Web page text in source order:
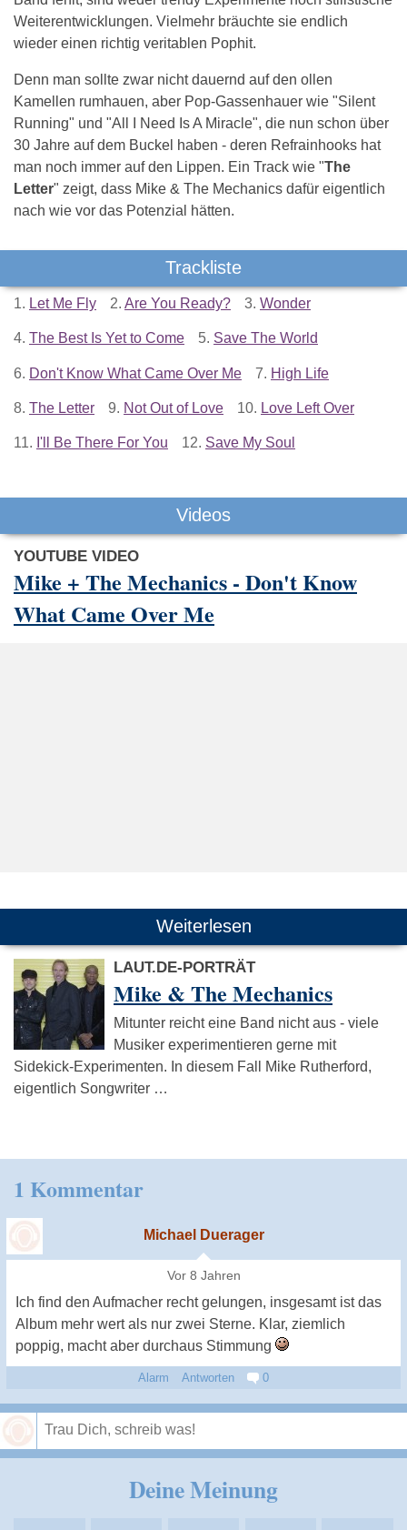
Weiterentwicklungen. Vielmehr bräuchte sie endlich
wieder einen richtig veritablen Pophit.
Denn man sollte zwar nicht dauernd auf den ollen
Kamellen rumhauen, aber Pop-Gassenhauer wie "Silent
Running" und "All I Need Is A Miracle", die nun schon über
30 Jahre auf dem Buckel haben - deren Refrainhooks hat
man noch immer auf den Lippen. Ein Track wie "The
Letter" zeigt, dass Mike & The Mechanics dafür eigentlich
nach wie vor das Potenzial hätten.
Trackliste
1. Let Me Fly 2. Are You Ready? 3. Wonder
4. The Best Is Yet to Come 5. Save The World
6. Don't Know What Came Over Me 7. High Life
8. The Letter 9. Not Out of Love 10. Love Left Over
11. I'll Be There For You 12. Save My Soul
Videos
YOUTUBE VIDEO
Mike + The Mechanics - Don't Know
What Came Over Me
Weiterlesen
LAUT.DE-PORTRÄT
Mike & The Mechanics
Mitunter reicht eine Band nicht aus - viele
Musiker experimentieren gerne mit
Sidekick-Experimenten. In diesem Fall Mike Rutherford,
eigentlich Songwriter …
1 Kommentar
Michael Duerager
Vor 8 Jahren
Ich find den Aufmacher recht gelungen, insgesamt ist das
Album mehr wert als nur zwei Sterne. Klar, ziemlich
poppig, macht aber durchaus Stimmung
Alarm Antworten 0
Deine Meinung